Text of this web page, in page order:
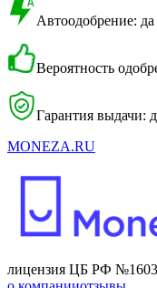
Автоодобрение: да
Вероятность
Гарантия выдачи:
MONEZA.RU
лицензия ЦБ РФ